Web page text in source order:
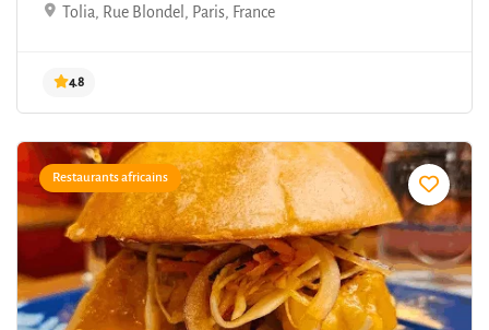
Tolia, Rue Blondel, Paris, France
Restaurants africains